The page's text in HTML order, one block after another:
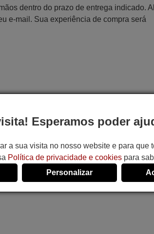
dentro do prazo de entrega indicado.
e-mail. Sua experiência de compra será
Esperamos poder
a sua visita no nosso website e para que
Política de privacidade e cookies para
Personalizar